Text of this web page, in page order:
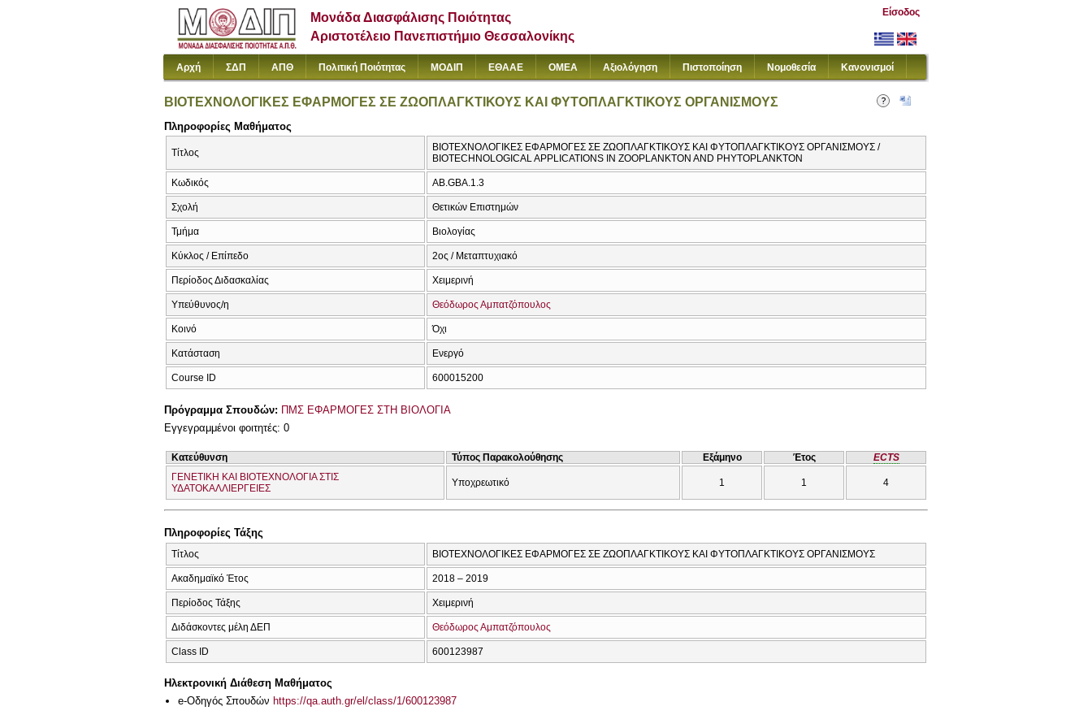
Μονάδα Διασφάλισης Ποιότητας
Αριστοτέλειο Πανεπιστήμιο Θεσσαλονίκης
Είσοδος
Αρχή ΣΔΠ ΑΠΘ Πολιτική Ποιότητας ΜΟΔΙΠ ΕΘΑΑΕ ΟΜΕΑ Αξιολόγηση Πιστοποίηση Νομοθεσία Κανονισμοί
ΒΙΟΤΕΧΝΟΛΟΓΙΚΕΣ ΕΦΑΡΜΟΓΕΣ ΣΕ ΖΩΟΠΛΑΓΚΤΙΚΟΥΣ ΚΑΙ ΦΥΤΟΠΛΑΓΚΤΙΚΟΥΣ ΟΡΓΑΝΙΣΜΟΥΣ
Πληροφορίες Μαθήματος
Τίτλος
ΒΙΟΤΕΧΝΟΛΟΓΙΚΕΣ ΕΦΑΡΜΟΓΕΣ ΣΕ ΖΩΟΠΛΑΓΚΤΙΚΟΥΣ ΚΑΙ ΦΥΤΟΠΛΑΓΚΤΙΚΟΥΣ ΟΡΓΑΝΙΣΜΟΥΣ /
BIOTECHNOLOGICAL APPLICATIONS IN ZOOPLANKTON AND PHYTOPLANKTON
Κωδικός AB.GBA.1.3
Σχολή Θετικών Επιστημών
Τμήμα Βιολογίας
Κύκλος / Επίπεδο 2ος / Μεταπτυχιακό
Περίοδος Διδασκαλίας Χειμερινή
Υπεύθυνος/η Θεόδωρος Αμπατζόπουλος
Κοινό Όχι
Κατάσταση Ενεργό
Course ID 600015200
Πρόγραμμα Σπουδών: ΠΜΣ ΕΦΑΡΜΟΓΕΣ ΣΤΗ ΒΙΟΛΟΓΙΑ
Εγγεγραμμένοι φοιτητές: 0
Κατεύθυνση Τύπος Παρακολούθησης Εξάμηνο Έτος
ECTS
ΓΕΝΕΤΙΚΗ ΚΑΙ ΒΙΟΤΕΧΝΟΛΟΓΙΑ ΣΤΙΣ
ΥΔΑΤΟΚΑΛΛΙΕΡΓΕΙΕΣ
Υποχρεωτικό 1 1 4
Πληροφορίες Τάξης
Τίτλος ΒΙΟΤΕΧΝΟΛΟΓΙΚΕΣ ΕΦΑΡΜΟΓΕΣ ΣΕ ΖΩΟΠΛΑΓΚΤΙΚΟΥΣ ΚΑΙ ΦΥΤΟΠΛΑΓΚΤΙΚΟΥΣ ΟΡΓΑΝΙΣΜΟΥΣ
Ακαδημαϊκό Έτος 2018 – 2019
Περίοδος Τάξης Χειμερινή
Διδάσκοντες μέλη ΔΕΠ Θεόδωρος Αμπατζόπουλος
Class ID 600123987
Ηλεκτρονική Διάθεση Μαθήματος
e-Οδηγός Σπουδών https://qa.auth.gr/el/class/1/600123987